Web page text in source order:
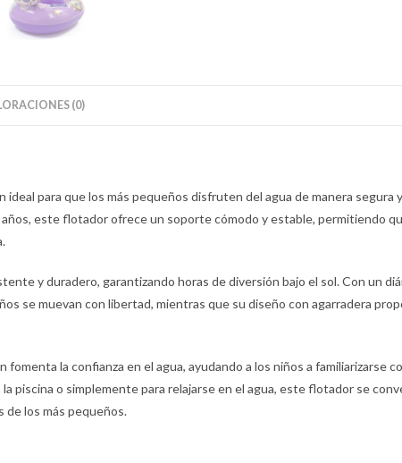
(0)
para que los más pequeños disfruten del agua de manera segura y
este flotador ofrece un soporte cómodo y estable, permitiendo
y duradero, garantizando horas de diversión bajo el sol. Con un
se muevan con libertad, mientras que su diseño con agarradera
la confianza en el agua, ayudando a los niños a familiarizarse
piscina o simplemente para relajarse en el agua, este flotador se
de los más pequeños.